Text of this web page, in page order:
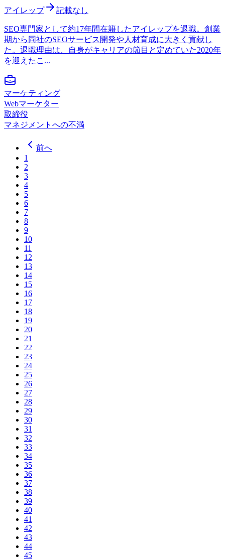
アイレップ 記載なし
SEO専門家として約17年間在籍したアイレップを退職。創業
期から同社のSEOサービス開発や人材育成に大きく貢献し
た。退職理由は、自身がキャリアの節目と定めていた2020年
を迎えたこ...
マーケティング
Webマーケター
取締役
マネジメントへの不満
前へ
1
2
3
4
5
6
7
8
9
10
11
12
13
14
15
16
17
18
19
20
21
22
23
24
25
26
27
28
29
30
31
32
33
34
35
36
37
38
39
40
41
42
43
44
45